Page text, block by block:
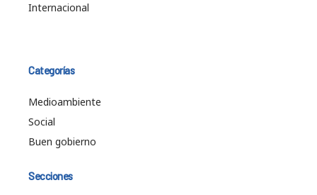
Internacional
Categorías
Medioambiente
Social
Buen gobierno
Secciones